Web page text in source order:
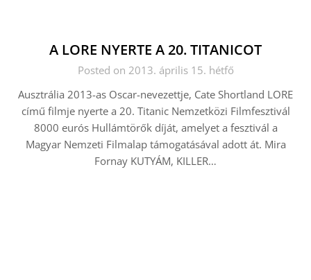
A LORE NYERTE A 20. TITANICOT
Posted on 2013. április 15. hétfő
Ausztrália 2013-as Oscar-nevezettje, Cate Shortland LORE
című filmje nyerte a 20. Titanic Nemzetközi Filmfesztivál
8000 eurós Hullámtörők díját, amelyet a fesztivál a
Magyar Nemzeti Filmalap támogatásával adott át. Mira
Fornay KUTYÁM, KILLER…